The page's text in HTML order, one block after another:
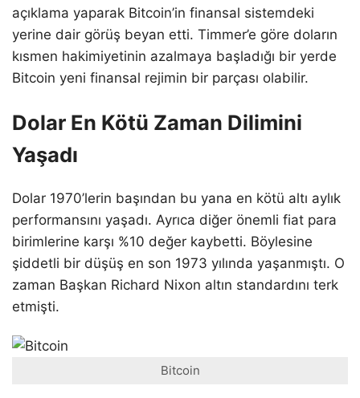
açıklama yaparak Bitcoin’in finansal sistemdeki
yerine dair görüş beyan etti. Timmer’e göre doların
kısmen hakimiyetinin azalmaya başladığı bir yerde
Bitcoin yeni finansal rejimin bir parçası olabilir.
Dolar En Kötü Zaman Dilimini
Yaşadı
Dolar 1970’lerin başından bu yana en kötü altı aylık
performansını yaşadı. Ayrıca diğer önemli fiat para
birimlerine karşı %10 değer kaybetti. Böylesine
şiddetli bir düşüş en son 1973 yılında yaşanmıştı. O
zaman Başkan Richard Nixon altın standardını terk
etmişti.
Bitcoin